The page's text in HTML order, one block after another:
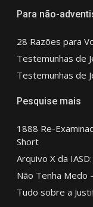
Para não-
28 Razões para
Testemunhas de
Testemunhas de
Pesquise mais
1888 Re-
Short
Arquivo X da
Não Tenha Medo
Tudo sobre a